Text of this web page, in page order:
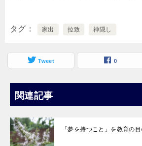
タグ 家出 拉致 神隠し
Tweet 0
関連記事
「夢を持つこと」を教育の